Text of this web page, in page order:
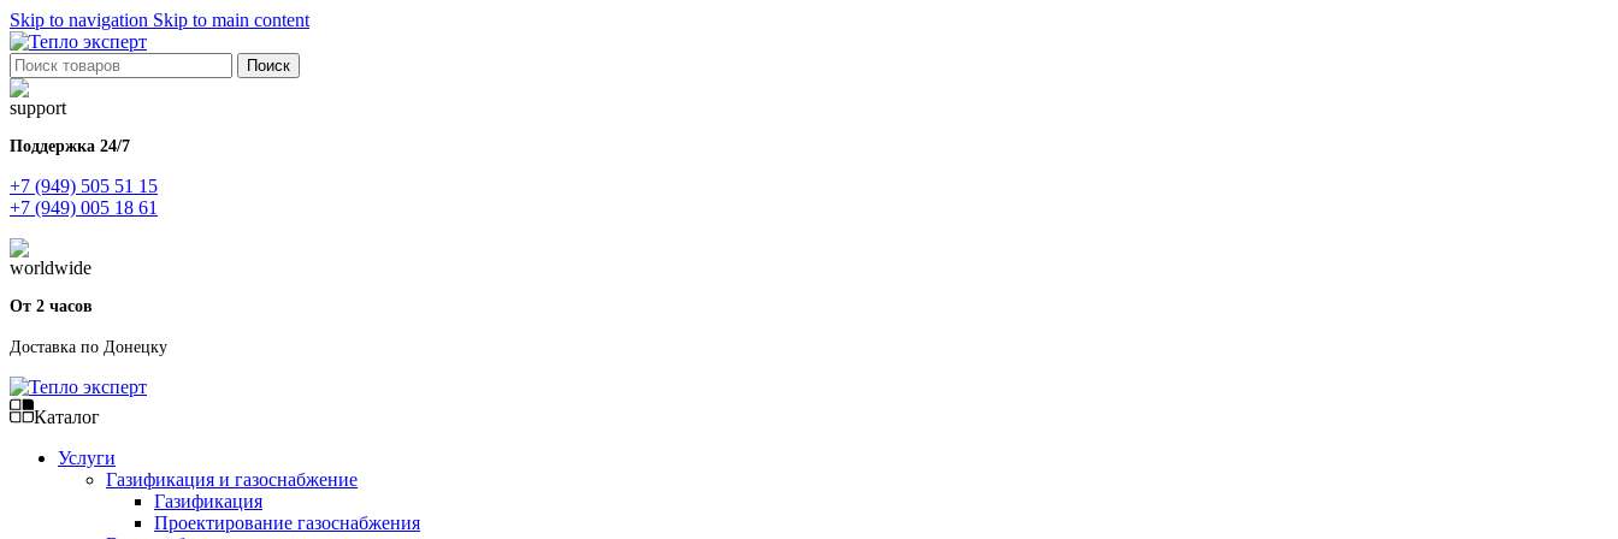
Skip to navigation Skip to main content
Поиск
Поддержка 24/7
+7 (949) 505 51 15
+7 (949) 005 18 61
От 2 часов
Доставка по Донецку
Каталог
Услуги
Газификация и газоснабжение
Газификация
Проектирование газоснабжения